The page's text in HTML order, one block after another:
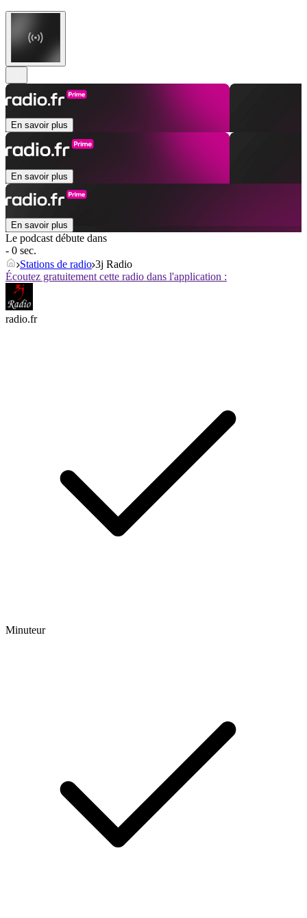
En savoir plus
En savoir plus
En savoir plus
Le podcast débute dans
- 0 sec.
Stations de radio 3j Radio
Écoutez gratuitement cette radio dans l'application :
radio.fr
Minuteur